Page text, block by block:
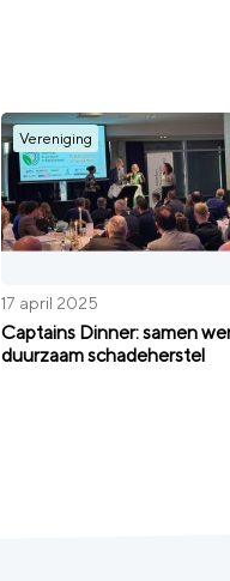
Vereniging
17 april 2025
Captains Dinner: samen
duurzaam schadeherstel